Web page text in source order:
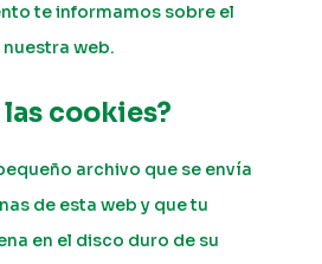
te informamos sobre el
web.
las cookies?
archivo que se envía
de esta web y que tu
en el disco duro de su